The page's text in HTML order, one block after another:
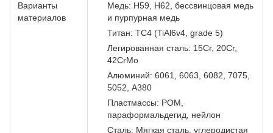
Варианты
материалов
Медь: H59, H62, бессвинцовая медь
и пурпурная медь
Титан: TC4 (TiAl6v4, grade 5)
Легированная сталь: 15Cr, 20Cr,
42CrMo
Алюминий: 6061, 6063, 6082, 7075,
5052, A380
Пластмассы: POM,
параформальдегид, нейлон
Сталь: Мягкая сталь, углеродистая